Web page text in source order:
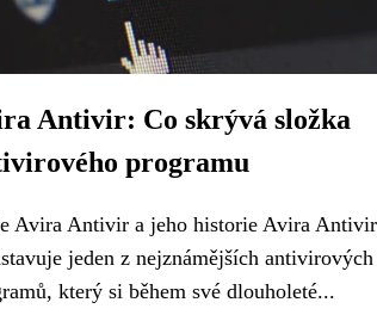
Antivir: Co skrývá složka
programu
Avira Antivir a jeho historie Avira Antivir
jeden z nejznámějších antivirových
který si během své dlouholeté...